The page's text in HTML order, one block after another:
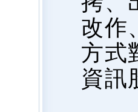
改作
方式
資訊